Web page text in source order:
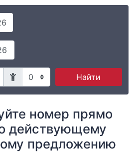
0 Найти
номер прямо
действующему
предложению